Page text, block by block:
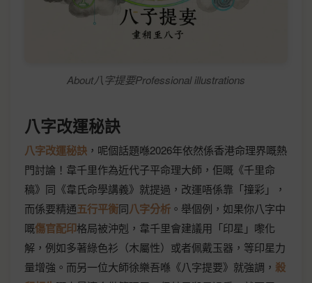
About八字提要Professional illustrations
八字改運秘訣
八字改運秘訣 ，呢個話題喺2026年依然係香港命理界嘅熱
門討論！韋千里作為近代子平命理大師，佢嘅《千里命
稿》同《韋氏命學講義》就提過，改運唔係靠「撞彩」，
而係要精通五行平衡同八字分析 。舉個例，如果你八字中
嘅傷官配印格局被沖剋，韋千里會建議用「印星」嚟化
解，例如多著綠色衫（木屬性）或者佩戴玉器，等印星力
量增強。而另一位大師徐樂吾喺《八字提要》就強調， 殺